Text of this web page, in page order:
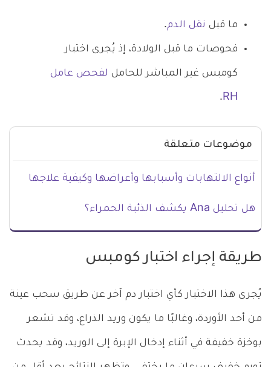
ما قبل نقل الدم.
فحوصات ما قبل الولادة، إذ يُجرى اختبار
كومبس غير المباشر للحامل لفحص عامل
RH
.
موضوعات متعلقة
أنواع الالتهابات وأسبابها وأعراضها وكيفية علاجها
هل تحليل Ana يكشف الذئبة الحمراء؟
طريقة إجراء اختبار كومبس
يُجرى هذا الاختبار كأي اختبار دم آخر عن طريق سحب عينة
من أحد الأوردة، وغالبًا ما يكون وريد الذراع، وقد تشعر
بوخزة خفيفة في أثناء إدخال الإبرة إلى الوريد، وقد يحدث